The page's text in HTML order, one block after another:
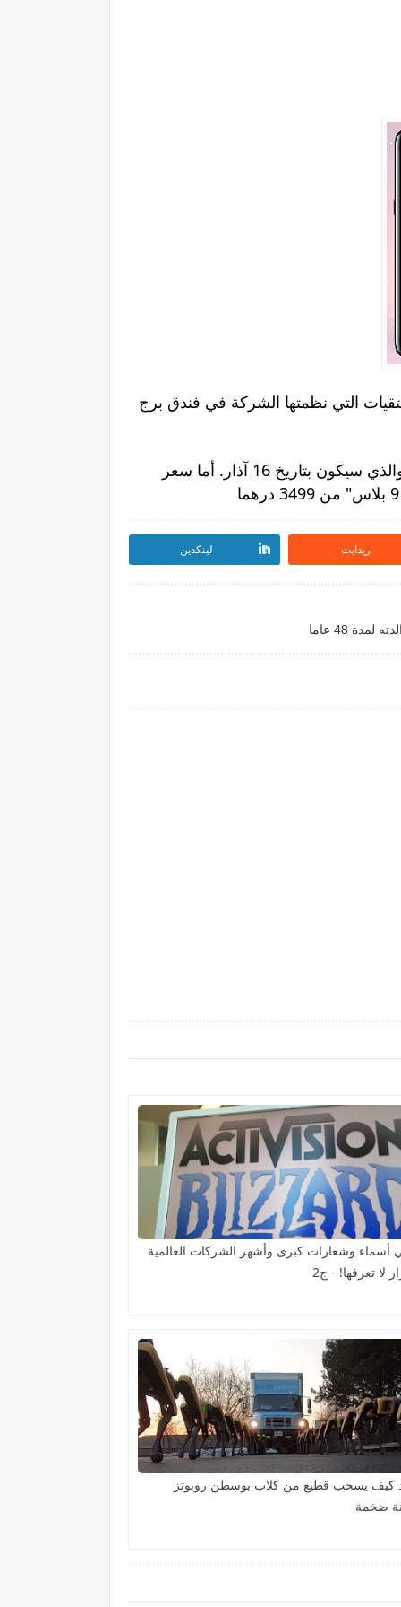
التي نظمتها الشركة في فندق برج
أما الحدث الأهم خلال هذه الفعاليات هو اعلان تاريخ إطلاق هواتف جالاكسي الجديدة في سوق الإمارات، والذي سيكون بتاريخ 16 آذار. أما سعر
ريدايت لينكدين
48 عاما
أسماء وشعارات كبرى وأشهر الشركات العالمية
لا تعرفها! - ج2
كيف يسحب قطيع من كلاب بوسطن روبوتز
ضخمة